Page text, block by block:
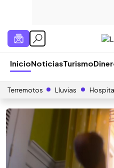
InicioNoticiasTurismo
Terremotos Lluvias